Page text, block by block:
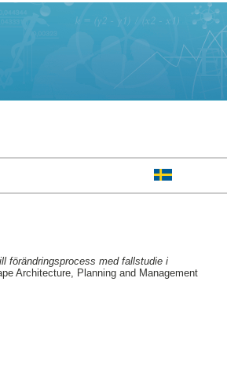
förändringsprocess med fallstudie i
Architecture, Planning and Management